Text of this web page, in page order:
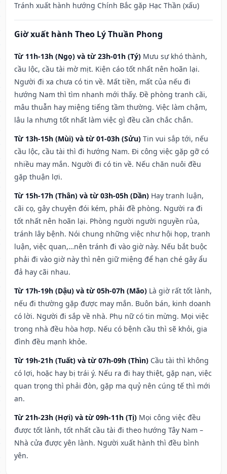
Tránh xuất hành hướng Chính Bắc gặp Hạc Thần (xấu)
Giờ xuất hành Theo Lý Thuần Phong
Từ 11h-13h (Ngọ) và từ 23h-01h (Tý) Mưu sự khó thành,
cầu lộc, cầu tài mờ mịt. Kiện cáo tốt nhất nên hoãn lại.
Người đi xa chưa có tin về. Mất tiền, mất của nếu đi
hướng Nam thì tìm nhanh mới thấy. Đề phòng tranh cãi,
mâu thuẫn hay miệng tiếng tầm thường. Việc làm chậm,
lâu la nhưng tốt nhất làm việc gì đều cần chắc chắn.
Từ 13h-15h (Mùi) và từ 01-03h (Sửu) Tin vui sắp tới, nếu
cầu lộc, cầu tài thì đi hướng Nam. Đi công việc gặp gỡ có
nhiều may mắn. Người đi có tin về. Nếu chăn nuôi đều
gặp thuận lợi.
Từ 15h-17h (Thân) và từ 03h-05h (Dần) Hay tranh luận,
cãi cọ, gây chuyện đói kém, phải đề phòng. Người ra đi
tốt nhất nên hoãn lại. Phòng người người nguyền rủa,
tránh lây bệnh. Nói chung những việc như hội họp, tranh
luận, việc quan,…nên tránh đi vào giờ này. Nếu bắt buộc
phải đi vào giờ này thì nên giữ miệng để hạn ché gây ẩu
đả hay cãi nhau.
Từ 17h-19h (Dậu) và từ 05h-07h (Mão) Là giờ rất tốt lành,
nếu đi thường gặp được may mắn. Buôn bán, kinh doanh
có lời. Người đi sắp về nhà. Phụ nữ có tin mừng. Mọi việc
trong nhà đều hòa hợp. Nếu có bệnh cầu thì sẽ khỏi, gia
đình đều mạnh khỏe.
Từ 19h-21h (Tuất) và từ 07h-09h (Thìn) Cầu tài thì không
có lợi, hoặc hay bị trái ý. Nếu ra đi hay thiệt, gặp nạn, việc
quan trọng thì phải đòn, gặp ma quỷ nên cúng tế thì mới
an.
Từ 21h-23h (Hợi) và từ 09h-11h (Tị) Mọi công việc đều
được tốt lành, tốt nhất cầu tài đi theo hướng Tây Nam –
Nhà cửa được yên lành. Người xuất hành thì đều bình
yên.